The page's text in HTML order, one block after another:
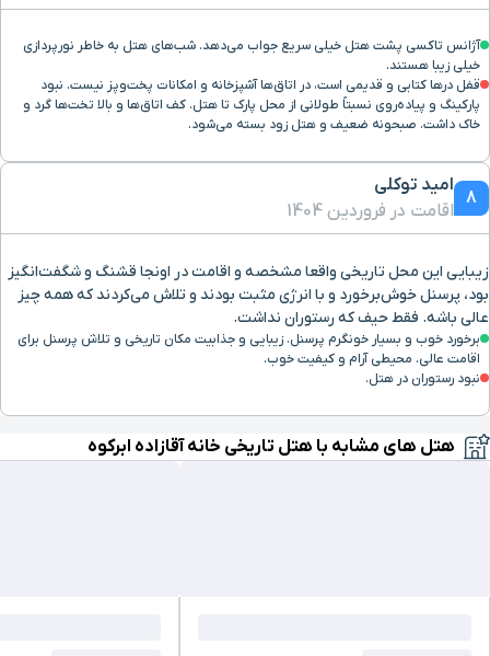
آژانس تاکسی پشت هتل خیلی سریع جواب می‌دهد. شب‌های هتل به خاطر نورپردازی
خیلی زیبا هستند.
قفل درها کتابی و قدیمی است، در اتاق‌ها آشپزخانه و امکانات پخت‌وپز نیست. نبود
پارکینگ و پیاده‌روی نسبتاً طولانی از محل پارک تا هتل. کف اتاق‌ها و بالا تخت‌ها گرد و
خاک داشت. صبحونه ضعیف و هتل زود بسته می‌شود.
8
امید توکلی
اقامت در فروردین 1404
زیبایی این محل تاریخی واقعا مشخصه و اقامت در اونجا قشنگ و شگفت‌انگیز
بود، پرسنل خوش‌برخورد و با انرژی مثبت بودند و تلاش می‌کردند که همه چیز
عالی باشه. فقط حیف که رستوران نداشت.
برخورد خوب و بسیار خونگرم پرسنل. زیبایی و جذابیت مکان تاریخی و تلاش پرسنل برای
اقامت عالی. محیطی آرام و کیفیت خوب.
نبود رستوران در هتل.
هتل های مشابه با هتل تاریخی خانه آقازاده ابرکوه